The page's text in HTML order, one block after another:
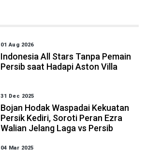
01 Aug 2026
Indonesia All Stars Tanpa Pemain
Persib saat Hadapi Aston Villa
31 Dec 2025
Bojan Hodak Waspadai Kekuatan
Persik Kediri, Soroti Peran Ezra
Walian Jelang Laga vs Persib
04 Mar 2025